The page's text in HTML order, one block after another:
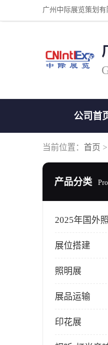
公司首
当前位置： 首页 >
产品分类
2025年国外
展位搭建
照明展
展品运输
印花展